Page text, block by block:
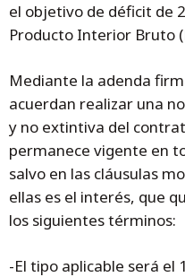
el objetivo de déficit de
Producto Interior Bruto
Mediante la adenda
acuerdan realizar una
y no extintiva del
permanece vigente en
salvo en las cláusulas
ellas es el interés, que
los siguientes términos:
-El tipo aplicable será el